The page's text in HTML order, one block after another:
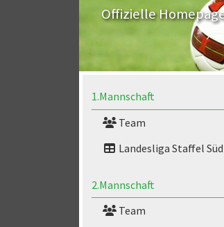
Offizielle
1.Mannschaft
Team
Landesliga Staffel Süd
2.Mannschaft
Team